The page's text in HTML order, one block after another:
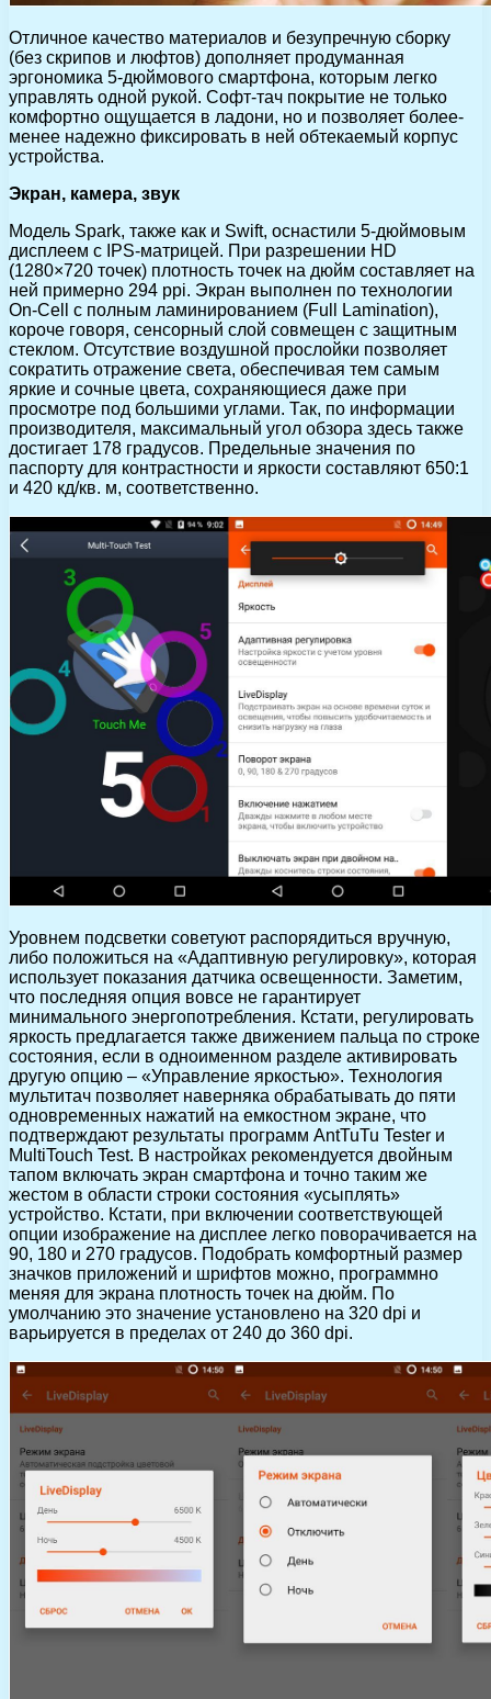
Отличное качество материалов и безупречную сборку
(без скрипов и люфтов) дополняет продуманная
эргономика 5-дюймового смартфона, которым легко
управлять одной рукой. Софт-тач покрытие не только
комфортно ощущается в ладони, но и позволяет более-
менее надежно фиксировать в ней обтекаемый корпус
устройства.
Экран, камера, звук
Модель Spark, также как и Swift, оснастили 5-дюймовым
дисплеем с IPS-матрицей. При разрешении HD
(1280×720 точек) плотность точек на дюйм составляет на
ней примерно 294 ppi. Экран выполнен по технологии
On-Cell с полным ламинированием (Full Lamination),
короче говоря, сенсорный слой совмещен с защитным
стеклом. Отсутствие воздушной прослойки позволяет
сократить отражение света, обеспечивая тем самым
яркие и сочные цвета, сохраняющиеся даже при
просмотре под большими углами. Так, по информации
производителя, максимальный угол обзора здесь также
достигает 178 градусов. Предельные значения по
паспорту для контрастности и яркости составляют 650:1
и 420 кд/кв. м, соответственно.
Уровнем подсветки советуют распорядиться вручную,
либо положиться на «Адаптивную регулировку», которая
использует показания датчика освещенности. Заметим,
что последняя опция вовсе не гарантирует
минимального энергопотребления. Кстати, регулировать
яркость предлагается также движением пальца по строке
состояния, если в одноименном разделе активировать
другую опцию – «Управление яркостью». Технология
мультитач позволяет наверняка обрабатывать до пяти
одновременных нажатий на емкостном экране, что
подтверждают результаты программ AntTuTu Tester и
MultiTouch Test. В настройках рекомендуется двойным
тапом включать экран смартфона и точно таким же
жестом в области строки состояния «усыплять»
устройство. Кстати, при включении соответствующей
опции изображение на дисплее легко поворачивается на
90, 180 и 270 градусов. Подобрать комфортный размер
значков приложений и шрифтов можно, программно
меняя для экрана плотность точек на дюйм. По
умолчанию это значение установлено на 320 dpi и
варьируется в пределах от 240 до 360 dpi.